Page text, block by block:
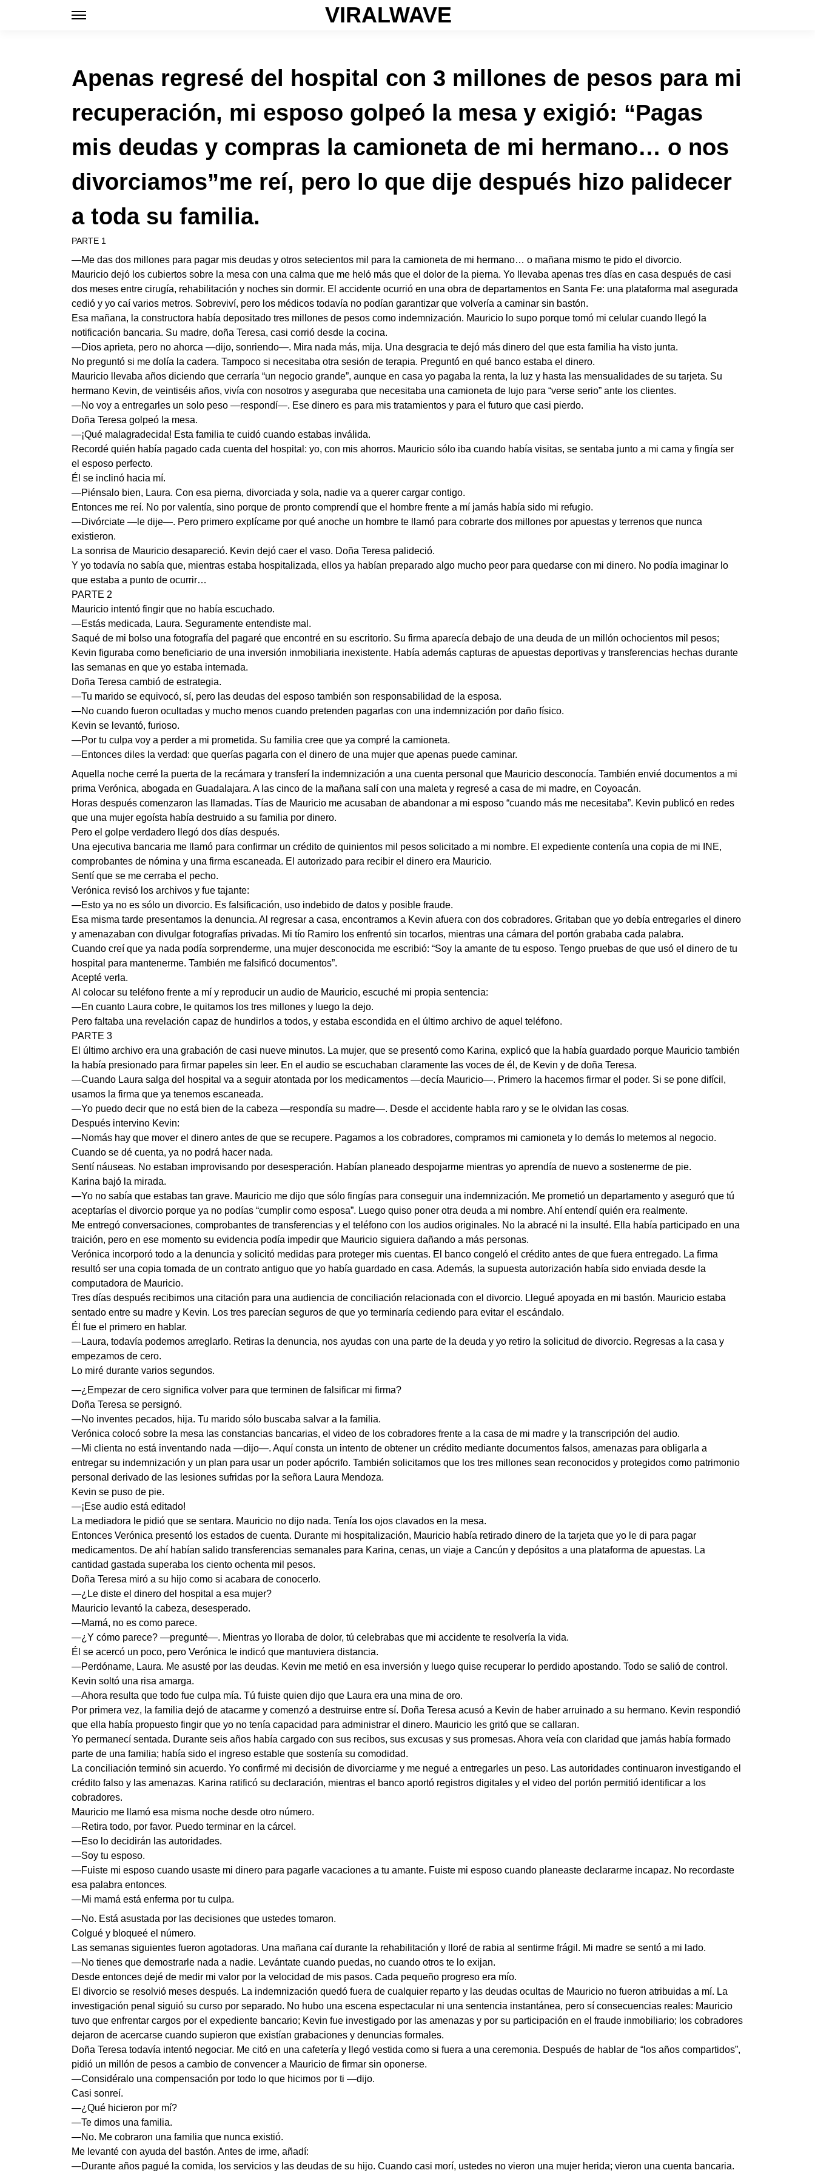
VIRALWAVE
Apenas regresé del hospital con 3 millones de pesos para mi
recuperación, mi esposo golpeó la mesa y exigió: “Pagas
mis deudas y compras la camioneta de mi hermano… o nos
divorciamos”me reí, pero lo que dije después hizo palidecer
a toda su familia.
PARTE 1
—Me das dos millones para pagar mis deudas y otros setecientos mil para la camioneta de mi hermano… o mañana mismo te pido el divorcio.
Mauricio dejó los cubiertos sobre la mesa con una calma que me heló más que el dolor de la pierna. Yo llevaba apenas tres días en casa después de casi
dos meses entre cirugía, rehabilitación y noches sin dormir. El accidente ocurrió en una obra de departamentos en Santa Fe: una plataforma mal asegurada
cedió y yo caí varios metros. Sobreviví, pero los médicos todavía no podían garantizar que volvería a caminar sin bastón.
Esa mañana, la constructora había depositado tres millones de pesos como indemnización. Mauricio lo supo porque tomó mi celular cuando llegó la
notificación bancaria. Su madre, doña Teresa, casi corrió desde la cocina.
—Dios aprieta, pero no ahorca —dijo, sonriendo—. Mira nada más, mija. Una desgracia te dejó más dinero del que esta familia ha visto junta.
No preguntó si me dolía la cadera. Tampoco si necesitaba otra sesión de terapia. Preguntó en qué banco estaba el dinero.
Mauricio llevaba años diciendo que cerraría “un negocio grande”, aunque en casa yo pagaba la renta, la luz y hasta las mensualidades de su tarjeta. Su
hermano Kevin, de veintiséis años, vivía con nosotros y aseguraba que necesitaba una camioneta de lujo para “verse serio” ante los clientes.
—No voy a entregarles un solo peso —respondí—. Ese dinero es para mis tratamientos y para el futuro que casi pierdo.
Doña Teresa golpeó la mesa.
—¡Qué malagradecida! Esta familia te cuidó cuando estabas inválida.
Recordé quién había pagado cada cuenta del hospital: yo, con mis ahorros. Mauricio sólo iba cuando había visitas, se sentaba junto a mi cama y fingía ser
el esposo perfecto.
Él se inclinó hacia mí.
—Piénsalo bien, Laura. Con esa pierna, divorciada y sola, nadie va a querer cargar contigo.
Entonces me reí. No por valentía, sino porque de pronto comprendí que el hombre frente a mí jamás había sido mi refugio.
—Divórciate —le dije—. Pero primero explícame por qué anoche un hombre te llamó para cobrarte dos millones por apuestas y terrenos que nunca
existieron.
La sonrisa de Mauricio desapareció. Kevin dejó caer el vaso. Doña Teresa palideció.
Y yo todavía no sabía que, mientras estaba hospitalizada, ellos ya habían preparado algo mucho peor para quedarse con mi dinero. No podía imaginar lo
que estaba a punto de ocurrir…
PARTE 2
Mauricio intentó fingir que no había escuchado.
—Estás medicada, Laura. Seguramente entendiste mal.
Saqué de mi bolso una fotografía del pagaré que encontré en su escritorio. Su firma aparecía debajo de una deuda de un millón ochocientos mil pesos;
Kevin figuraba como beneficiario de una inversión inmobiliaria inexistente. Había además capturas de apuestas deportivas y transferencias hechas durante
las semanas en que yo estaba internada.
Doña Teresa cambió de estrategia.
—Tu marido se equivocó, sí, pero las deudas del esposo también son responsabilidad de la esposa.
—No cuando fueron ocultadas y mucho menos cuando pretenden pagarlas con una indemnización por daño físico.
Kevin se levantó, furioso.
—Por tu culpa voy a perder a mi prometida. Su familia cree que ya compré la camioneta.
—Entonces diles la verdad: que querías pagarla con el dinero de una mujer que apenas puede caminar.
Aquella noche cerré la puerta de la recámara y transferí la indemnización a una cuenta personal que Mauricio desconocía. También envié documentos a mi
prima Verónica, abogada en Guadalajara. A las cinco de la mañana salí con una maleta y regresé a casa de mi madre, en Coyoacán.
Horas después comenzaron las llamadas. Tías de Mauricio me acusaban de abandonar a mi esposo “cuando más me necesitaba”. Kevin publicó en redes
que una mujer egoísta había destruido a su familia por dinero.
Pero el golpe verdadero llegó dos días después.
Una ejecutiva bancaria me llamó para confirmar un crédito de quinientos mil pesos solicitado a mi nombre. El expediente contenía una copia de mi INE,
comprobantes de nómina y una firma escaneada. El autorizado para recibir el dinero era Mauricio.
Sentí que se me cerraba el pecho.
Verónica revisó los archivos y fue tajante:
—Esto ya no es sólo un divorcio. Es falsificación, uso indebido de datos y posible fraude.
Esa misma tarde presentamos la denuncia. Al regresar a casa, encontramos a Kevin afuera con dos cobradores. Gritaban que yo debía entregarles el dinero
y amenazaban con divulgar fotografías privadas. Mi tío Ramiro los enfrentó sin tocarlos, mientras una cámara del portón grababa cada palabra.
Cuando creí que ya nada podía sorprenderme, una mujer desconocida me escribió: “Soy la amante de tu esposo. Tengo pruebas de que usó el dinero de tu
hospital para mantenerme. También me falsificó documentos”.
Acepté verla.
Al colocar su teléfono frente a mí y reproducir un audio de Mauricio, escuché mi propia sentencia:
—En cuanto Laura cobre, le quitamos los tres millones y luego la dejo.
Pero faltaba una revelación capaz de hundirlos a todos, y estaba escondida en el último archivo de aquel teléfono.
PARTE 3
El último archivo era una grabación de casi nueve minutos. La mujer, que se presentó como Karina, explicó que la había guardado porque Mauricio también
la había presionado para firmar papeles sin leer. En el audio se escuchaban claramente las voces de él, de Kevin y de doña Teresa.
—Cuando Laura salga del hospital va a seguir atontada por los medicamentos —decía Mauricio—. Primero la hacemos firmar el poder. Si se pone difícil,
usamos la firma que ya tenemos escaneada.
—Yo puedo decir que no está bien de la cabeza —respondía su madre—. Desde el accidente habla raro y se le olvidan las cosas.
Después intervino Kevin:
—Nomás hay que mover el dinero antes de que se recupere. Pagamos a los cobradores, compramos mi camioneta y lo demás lo metemos al negocio.
Cuando se dé cuenta, ya no podrá hacer nada.
Sentí náuseas. No estaban improvisando por desesperación. Habían planeado despojarme mientras yo aprendía de nuevo a sostenerme de pie.
Karina bajó la mirada.
—Yo no sabía que estabas tan grave. Mauricio me dijo que sólo fingías para conseguir una indemnización. Me prometió un departamento y aseguró que tú
aceptarías el divorcio porque ya no podías “cumplir como esposa”. Luego quiso poner otra deuda a mi nombre. Ahí entendí quién era realmente.
Me entregó conversaciones, comprobantes de transferencias y el teléfono con los audios originales. No la abracé ni la insulté. Ella había participado en una
traición, pero en ese momento su evidencia podía impedir que Mauricio siguiera dañando a más personas.
Verónica incorporó todo a la denuncia y solicitó medidas para proteger mis cuentas. El banco congeló el crédito antes de que fuera entregado. La firma
resultó ser una copia tomada de un contrato antiguo que yo había guardado en casa. Además, la supuesta autorización había sido enviada desde la
computadora de Mauricio.
Tres días después recibimos una citación para una audiencia de conciliación relacionada con el divorcio. Llegué apoyada en mi bastón. Mauricio estaba
sentado entre su madre y Kevin. Los tres parecían seguros de que yo terminaría cediendo para evitar el escándalo.
Él fue el primero en hablar.
—Laura, todavía podemos arreglarlo. Retiras la denuncia, nos ayudas con una parte de la deuda y yo retiro la solicitud de divorcio. Regresas a la casa y
empezamos de cero.
Lo miré durante varios segundos.
—¿Empezar de cero significa volver para que terminen de falsificar mi firma?
Doña Teresa se persignó.
—No inventes pecados, hija. Tu marido sólo buscaba salvar a la familia.
Verónica colocó sobre la mesa las constancias bancarias, el video de los cobradores frente a la casa de mi madre y la transcripción del audio.
—Mi clienta no está inventando nada —dijo—. Aquí consta un intento de obtener un crédito mediante documentos falsos, amenazas para obligarla a
entregar su indemnización y un plan para usar un poder apócrifo. También solicitamos que los tres millones sean reconocidos y protegidos como patrimonio
personal derivado de las lesiones sufridas por la señora Laura Mendoza.
Kevin se puso de pie.
—¡Ese audio está editado!
La mediadora le pidió que se sentara. Mauricio no dijo nada. Tenía los ojos clavados en la mesa.
Entonces Verónica presentó los estados de cuenta. Durante mi hospitalización, Mauricio había retirado dinero de la tarjeta que yo le di para pagar
medicamentos. De ahí habían salido transferencias semanales para Karina, cenas, un viaje a Cancún y depósitos a una plataforma de apuestas. La
cantidad gastada superaba los ciento ochenta mil pesos.
Doña Teresa miró a su hijo como si acabara de conocerlo.
—¿Le diste el dinero del hospital a esa mujer?
Mauricio levantó la cabeza, desesperado.
—Mamá, no es como parece.
—¿Y cómo parece? —pregunté—. Mientras yo lloraba de dolor, tú celebrabas que mi accidente te resolvería la vida.
Él se acercó un poco, pero Verónica le indicó que mantuviera distancia.
—Perdóname, Laura. Me asusté por las deudas. Kevin me metió en esa inversión y luego quise recuperar lo perdido apostando. Todo se salió de control.
Kevin soltó una risa amarga.
—Ahora resulta que todo fue culpa mía. Tú fuiste quien dijo que Laura era una mina de oro.
Por primera vez, la familia dejó de atacarme y comenzó a destruirse entre sí. Doña Teresa acusó a Kevin de haber arruinado a su hermano. Kevin respondió
que ella había propuesto fingir que yo no tenía capacidad para administrar el dinero. Mauricio les gritó que se callaran.
Yo permanecí sentada. Durante seis años había cargado con sus recibos, sus excusas y sus promesas. Ahora veía con claridad que jamás había formado
parte de una familia; había sido el ingreso estable que sostenía su comodidad.
La conciliación terminó sin acuerdo. Yo confirmé mi decisión de divorciarme y me negué a entregarles un peso. Las autoridades continuaron investigando el
crédito falso y las amenazas. Karina ratificó su declaración, mientras el banco aportó registros digitales y el video del portón permitió identificar a los
cobradores.
Mauricio me llamó esa misma noche desde otro número.
—Retira todo, por favor. Puedo terminar en la cárcel.
—Eso lo decidirán las autoridades.
—Soy tu esposo.
—Fuiste mi esposo cuando usaste mi dinero para pagarle vacaciones a tu amante. Fuiste mi esposo cuando planeaste declararme incapaz. No recordaste
esa palabra entonces.
—Mi mamá está enferma por tu culpa.
—No. Está asustada por las decisiones que ustedes tomaron.
Colgué y bloqueé el número.
Las semanas siguientes fueron agotadoras. Una mañana caí durante la rehabilitación y lloré de rabia al sentirme frágil. Mi madre se sentó a mi lado.
—No tienes que demostrarle nada a nadie. Levántate cuando puedas, no cuando otros te lo exijan.
Desde entonces dejé de medir mi valor por la velocidad de mis pasos. Cada pequeño progreso era mío.
El divorcio se resolvió meses después. La indemnización quedó fuera de cualquier reparto y las deudas ocultas de Mauricio no fueron atribuidas a mí. La
investigación penal siguió su curso por separado. No hubo una escena espectacular ni una sentencia instantánea, pero sí consecuencias reales: Mauricio
tuvo que enfrentar cargos por el expediente bancario; Kevin fue investigado por las amenazas y por su participación en el fraude inmobiliario; los cobradores
dejaron de acercarse cuando supieron que existían grabaciones y denuncias formales.
Doña Teresa todavía intentó negociar. Me citó en una cafetería y llegó vestida como si fuera a una ceremonia. Después de hablar de “los años compartidos”,
pidió un millón de pesos a cambio de convencer a Mauricio de firmar sin oponerse.
—Considéralo una compensación por todo lo que hicimos por ti —dijo.
Casi sonreí.
—¿Qué hicieron por mí?
—Te dimos una familia.
—No. Me cobraron una familia que nunca existió.
Me levanté con ayuda del bastón. Antes de irme, añadí:
—Durante años pagué la comida, los servicios y las deudas de su hijo. Cuando casi morí, ustedes no vieron una mujer herida; vieron una cuenta bancaria.